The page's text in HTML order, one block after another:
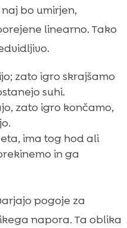
bo umirjen,
linearno. Tako
zato igro skrajšamo
suhi.
zato igro končamo,
ima tog hod ali
in ga
pogoje za
napora. Ta oblika